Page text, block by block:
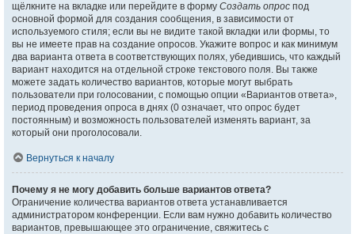
щёлкните на вкладке или перейдите в форму Создать опрос под
основной формой для создания сообщения, в зависимости от
используемого стиля; если вы не видите такой вкладки или формы, то
вы не имеете прав на создание опросов. Укажите вопрос и как минимум
два варианта ответа в соответствующих полях, убедившись, что каждый
вариант находится на отдельной строке текстового поля. Вы также
можете задать количество вариантов, которые могут выбрать
пользователи при голосовании, с помощью опции «Вариантов ответа»,
период проведения опроса в днях (0 означает, что опрос будет
постоянным) и возможность пользователей изменять вариант, за
который они проголосовали.
Вернуться к началу
Почему я не могу добавить больше вариантов ответа?
Ограничение количества вариантов ответа устанавливается
администратором конференции. Если вам нужно добавить количество
вариантов, превышающее это ограничение, свяжитесь с